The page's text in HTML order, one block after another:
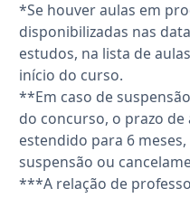
*Se houver aulas em
disponibilizadas nas
estudos, na lista de
início do curso.
**Em caso de
do concurso, o prazo
estendido para 6
suspensão ou
***A relação de